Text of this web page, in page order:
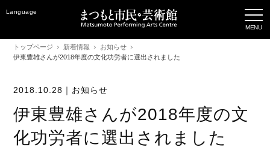
Language
トップページ 新着情報
お知らせ
伊東豊雄さんが2018年度の文化功労者に選出されました
2018.10.28｜ お知らせ
伊東豊雄さんが2018年度の文
化功労者に選出されました